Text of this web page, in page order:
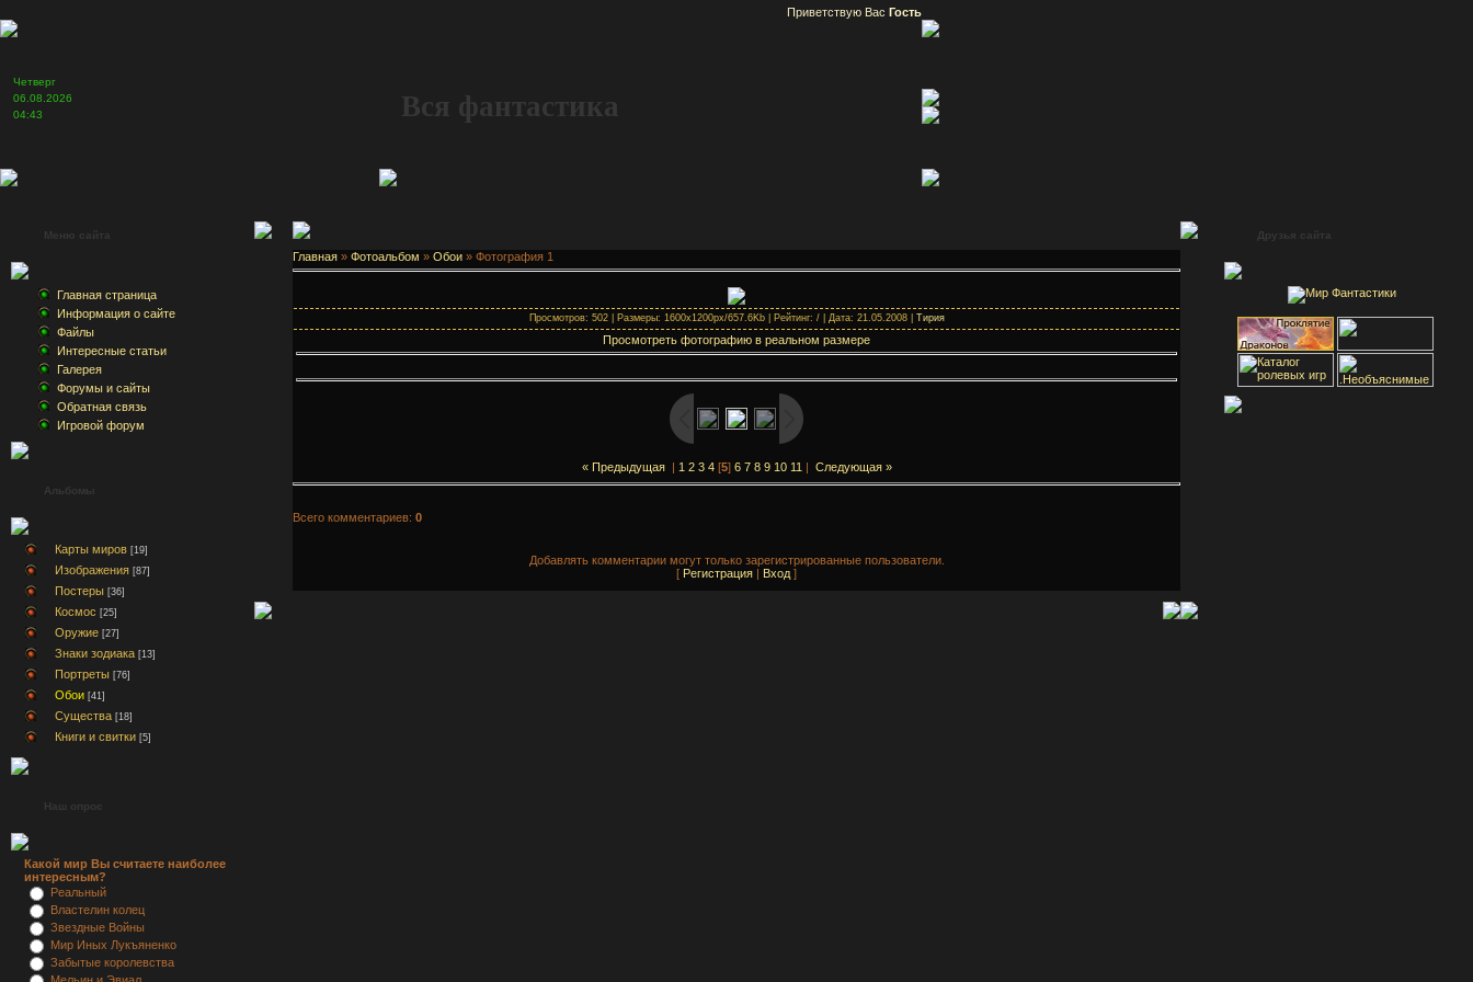
Приветствую Вас Гость
Четверг
06.08.2026
04:43
Вся фантастика
Меню сайта
Главная страница
Информация о сайте
Файлы
Интересные статьи
Галерея
Форумы и сайты
Обратная связь
Игровой форум
Альбомы
Карты миров [19]
Изображения [87]
Постеры [36]
Космос [25]
Оружие [27]
Знаки зодиака [13]
Портреты [76]
Обои [41]
Существа [18]
Книги и свитки [5]
Наш опрос
Какой мир Вы считаете наиболее
интересным?
Реальный
Властелин колец
Звездные Войны
Мир Иных Лукъяненко
Забытые королевства
Главная » Фотоальбом » Обои » Фотография 1
Просмотров: 502 | Размеры: 1600x1200px/657.6Kb | Рейтинг: / | Дата: 21.05.2008 | Тирия
Просмотреть фотографию в реальном размере
« Предыдущая| 1 2 3 4[5] 6 7 8 9 10 11 | Следующая »
Всего комментариев: 0
Добавлять комментарии могут только зарегистрированные пользователи.
[ Регистрация Вход ]
Друзья сайта